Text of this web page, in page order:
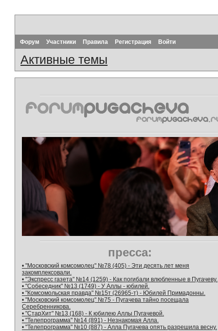
Форум Участники Правила Регистрация Войти
Активные темы
пресса:
• "Московский комсомолец" №78 (405) - Эти десять лет меня
закомплексовали.
• "Экспресс газета" №14 (1259) - Как погибали влюбленные в Пугачеву.
• "Собеседник" №13 (1749) - У Аллы - юбилей.
• "Комсомольская правда" №15т (26965-т) - Юбилей Примадонны.
• "Московский комсомолец" №75 - Пугачева тайно посещала
Серебренникова.
• "СтарХит" №13 (168) - К юбилею Аллы Пугачевой.
• "Телепрограмма" №14 (891) - Незнакомая Алла.
• "Телепрограмма" №10 (887) - Алла Пугачева опять разрешила весну.